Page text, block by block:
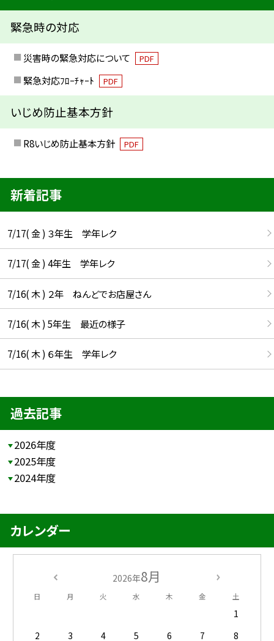
緊急時の対応
災害時の緊急対応について PDF
緊急対応ﾌﾛｰﾁｬｰﾄ PDF
いじめ防止基本方針
R8いじめ防止基本方針 PDF
新着記事
7/17( 金 ) ３年生 学年レク
7/17( 金 ) 4年生 学年レク
7/16( 木 ) ２年 ねんどでお店屋さん
7/16( 木 ) 5年生 最近の様子
7/16( 木 ) ６年生 学年レク
過去記事
2026年度
2025年度
2024年度
カレンダー
2026年8月
日 月 火 水 木 金 土
1
2
3 4 5 6 7
8